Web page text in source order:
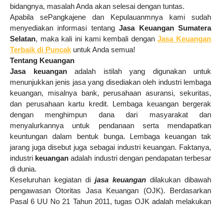
bidangnya, masalah Anda akan selesai dengan tuntas.
Apabila sePangkajene dan Kepulauanmnya kami sudah
menyediakan informasi tentangJasa Keuangan Sumatera
Selatan, maka kali ini kami kembali denganJasa Keuangan
Terbaik di Puncak untuk Anda semua!
Tentang Keuangan
Jasa keuangan adalah istilah yang digunakan untuk
menunjukkan jenis jasa yang disediakan oleh industri lembaga
keuangan, misalnya bank, perusahaan asuransi, sekuritas,
dan perusahaan kartu kredit. Lembaga keuangan bergerak
dengan menghimpun dana dari masyarakat dan
menyalurkannya untuk pendanaan serta mendapatkan
keuntungan dalam bentuk bunga. Lembaga keuangan tak
jarang juga disebut juga sebagai industri keuangan. Faktanya,
industri keuanganadalah industri dengan pendapatan terbesar
di dunia.
Keseluruhan kegiatan di jasa keuangan dilakukan dibawah
pengawasan Otoritas Jasa Keuangan (OJK). Berdasarkan
Pasal 6 UU No 21 Tahun 2011, tugas OJK adalah melakukan